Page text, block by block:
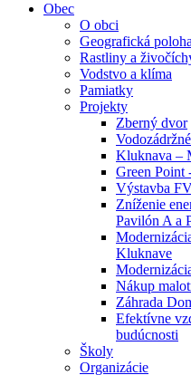
Obec
O obci
Geografická poloha
Rastliny a
Vodstvo a klíma
Pamiatky
Projekty
Zberný dvor
Kluknava –
Green Point
Výstavba
Zníženie
Pavilón A a
Kluknave
Nákup
Záhrada
Efektívne
budúcnosti
Školy
Organizácie